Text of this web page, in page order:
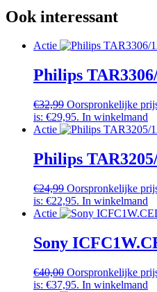
Ook interessant
Actie
Philips
€32,99 Oorspronkelijke
is: €29,95. In winkelmand
Actie
Philips
€24,99 Oorspronkelijke
is: €22,95. In winkelmand
Actie
Sony
€40,00 Oorspronkelijke
is: €37,95. In winkelmand